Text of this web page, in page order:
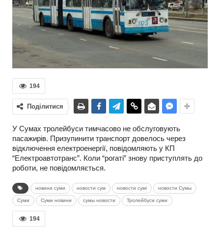
194
Поділитися
У Сумах тролейбуси тимчасово не обслуговують
пасажирів. Призупинити транспорт довелось через
відключення електроенергії, повідомляють у КП
“Електроавтотранс”. Коли “рогаті” знову приступлять до
роботи, не повідомляється.
новини суми новости сум новости сумі новости Сумы
Суми Суми новини сумы новости Тролейбуси суми
194